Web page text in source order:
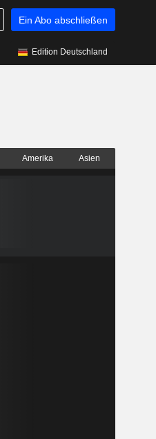
Ein Abo abschließen
Edition Deutschland
Amerika Asien